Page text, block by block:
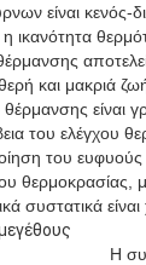
είναι κενός-
ικανότητα
και μακριά
είναι
του ελέγχου
του ευφυούς
θερμοκρασίας,
συστατικά
Η